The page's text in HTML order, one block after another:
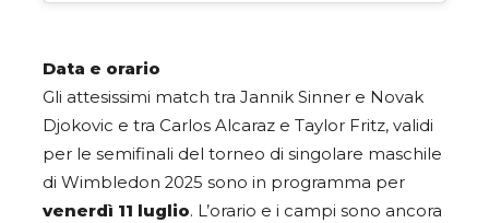
Data e orario
Gli attesissimi match tra Jannik Sinner e Novak
Djokovic e tra Carlos Alcaraz e Taylor Fritz, validi
per le semifinali del torneo di singolare maschile
di Wimbledon 2025 sono in programma per
venerdì 11 luglio. L’orario e i campi sono ancora